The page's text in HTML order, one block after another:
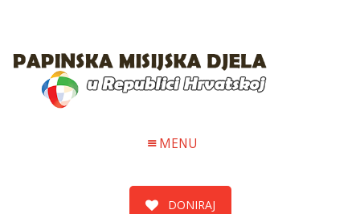
MENU
DONIRAJ